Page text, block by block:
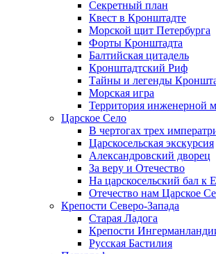
Секретный план
Квест в Кронштадте
Морской щит Петербурга
Форты Кронштадта
Балтийская цитадель
Кронштадтский Риф
Тайны и легенды
Морская игра
Территория инженерной
Царское Село
В чертогах трех
Царскосельская экскурсия
Александровский дворец
За веру и Отечество
На царскосельский бал к
Отечество нам Царское
Крепости Северо-Запада
Старая Ладога
Крепости
Русская Бастилия